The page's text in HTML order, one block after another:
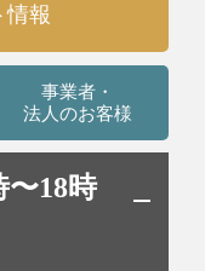
情報
事業者・
法人のお客様
〜18時